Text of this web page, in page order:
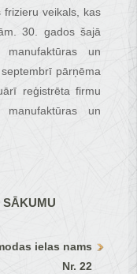
veikals, kas
30. gados šajā
un
pārņēma
reģistrēta firmu
un
SĀKUMU
ielas nams
Nr. 22